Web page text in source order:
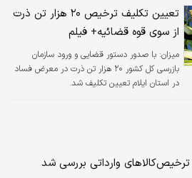
تعیین تکلیف ترخیص ۲۰ هزار تن ذرت
از سوی قوه قضائیه+ فیلم
میزان: با صدور دستور قضایی و ورود سازمان
بازرسی کل کشور ۲۰ هزار تن ذرت در معرض فساد
در استان ایلام تعیین تکلیف شد.
وارداتی بررسی شد